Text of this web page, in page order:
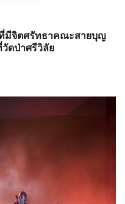
มีจิตศรัทธาคณะสายบุญ
ดป่าศรีวิลัย